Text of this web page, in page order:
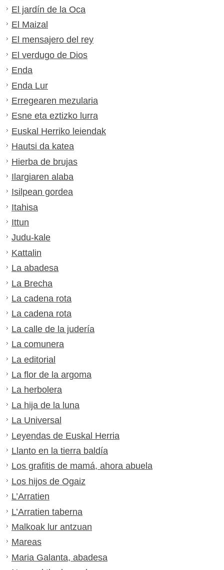
El jardín de la Oca
El Maizal
El mensajero del rey
El verdugo de Dios
Enda
Enda Lur
Erregearen mezularia
Esne eta eztizko lurra
Euskal Herriko leiendak
Hautsi da katea
Hierba de brujas
Ilargiaren alaba
Isilpean gordea
Itahisa
Ittun
Judu-kale
Kattalin
La abadesa
La Brecha
La cadena rota
La cadena rota
La calle de la judería
La comunera
La editorial
La flor de la argoma
La herbolera
La hija de la luna
La Universal
Leyendas de Euskal Herria
Llanto en la tierra baldía
Los grafitis de mamá, ahora abuela
Los hijos de Ogaiz
L’Arratien
L’Arratien taberna
Malkoak lur antzuan
Mareas
Maria Galanta, abadesa